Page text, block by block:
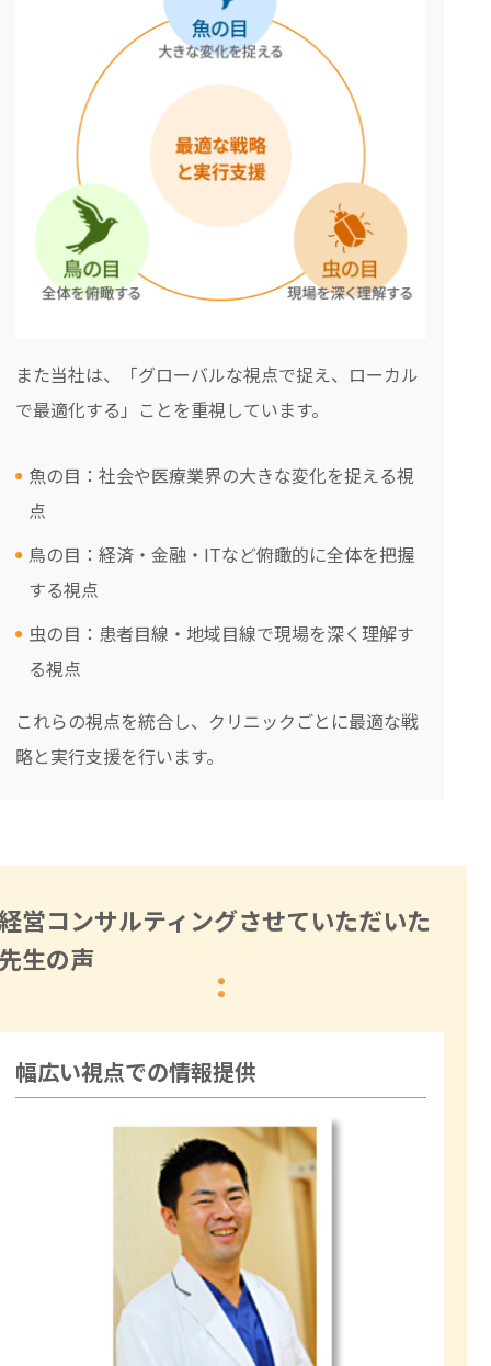
また当社は、「グローバルな視点で捉え、ローカル
で最適化する」ことを重視しています。
魚の目：社会や医療業界の大きな変化を捉える視
点
鳥の目：経済・金融・ITなど俯瞰的に全体を把握
する視点
虫の目：患者目線・地域目線で現場を深く理解す
る視点
これらの視点を統合し、クリニックごとに最適な戦
略と実行支援を行います。
営コンサルティングさせていただいた
生の声
幅広い視点での情報提供